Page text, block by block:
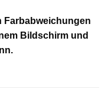
Farbabweichungen
Bildschirm und